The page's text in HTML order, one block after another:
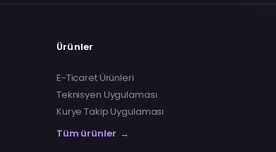
Ürünler
E-Ticaret Ürünleri
Teknisyen Uygulaması
Kurye Takip Uygulaması
Tüm ürünler →